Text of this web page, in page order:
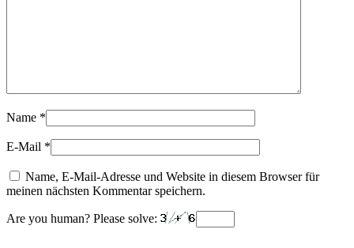
Name *
E-Mail *
Name, E-Mail-Adresse und Website in diesem Browser für
meinen nächsten Kommentar speichern.
Are you human? Please solve: